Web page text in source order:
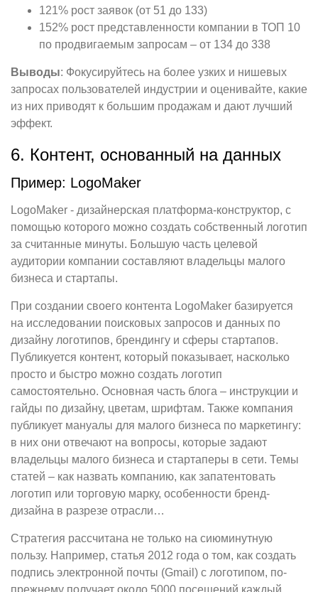
121% рост заявок (от 51 до 133)
152% рост представленности компании в ТОП 10
по продвигаемым запросам – от 134 до 338
Выводы: Фокусируйтесь на более узких и нишевых
запросах пользователей индустрии и оценивайте, какие
из них приводят к большим продажам и дают лучший
эффект.
6. Контент, основанный на данных
Пример: LogoMaker
LogoMaker - дизайнерская платформа-конструктор, с
помощью которого можно создать собственный логотип
за считанные минуты. Большую часть целевой
аудитории компании составляют владельцы малого
бизнеса и стартапы.
При создании своего контента LogoMaker базируется
на исследовании поисковых запросов и данных по
дизайну логотипов, брендингу и сферы стартапов.
Публикуется контент, который показывает, насколько
просто и быстро можно создать логотип
самостоятельно. Основная часть блога – инструкции и
гайды по дизайну, цветам, шрифтам. Также компания
публикует мануалы для малого бизнеса по маркетингу:
в них они отвечают на вопросы, которые задают
владельцы малого бизнеса и стартаперы в сети. Темы
статей – как назвать компанию, как запатентовать
логотип или торговую марку, особенности бренд-
дизайна в разрезе отрасли…
Стратегия рассчитана не только на сиюминутную
пользу. Например, статья 2012 года о том, как создать
подпись электронной почты (Gmail) с логотипом, по-
прежнему получает около 5000 посещений каждый